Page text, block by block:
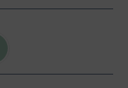
arctic green